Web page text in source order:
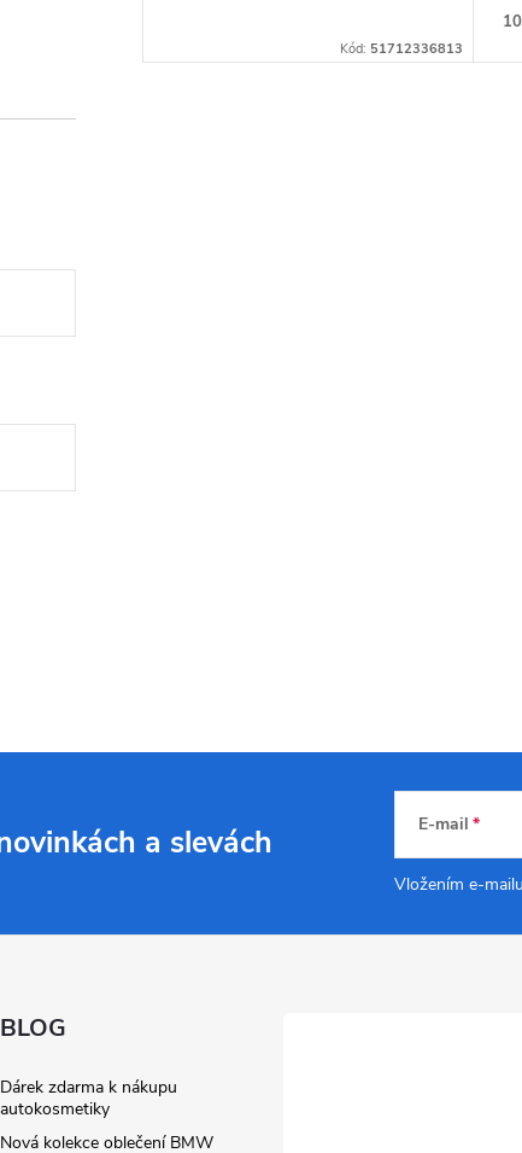
Kód: 51712336813
a slevách E-mail
Vložením e-
BLOG
Dárek zdarma k nákupu
autokosmetiky
Nová kolekce oblečení BMW